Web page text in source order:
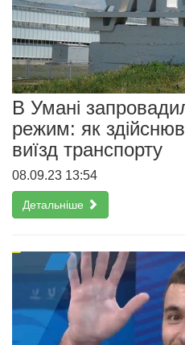
В Умані
режим: як
виїзд транспорту
08.09.23 13:54
Детальніше